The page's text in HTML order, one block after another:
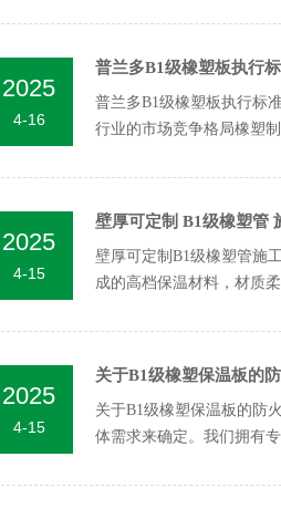
2025
4-16
普兰多B1级橡塑板执行
普兰多B1级橡塑板执行标
行业的市场竞争格局橡塑
2025
4-15
壁厚可定制 B1级橡塑管
壁厚可定制B1级橡塑管施
成的高档保温材料，材质
2025
4-15
关于B1级橡塑保温板的
关于B1级橡塑保温板的防
体需求来确定。我们拥有